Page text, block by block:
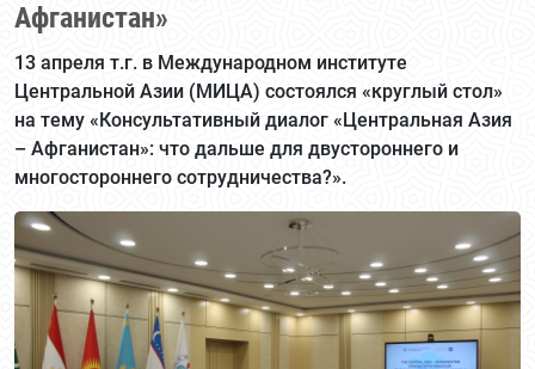
Афганистан»
13 апреля т.г. в Международном институте
Центральной Азии (МИЦА) состоялся «круглый стол»
на тему «Консультативный диалог «Центральная Азия
– Афганистан»: что дальше для двустороннего и
многостороннего сотрудничества?».